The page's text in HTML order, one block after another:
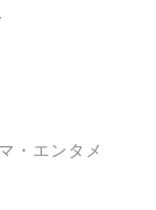
・エンタメ